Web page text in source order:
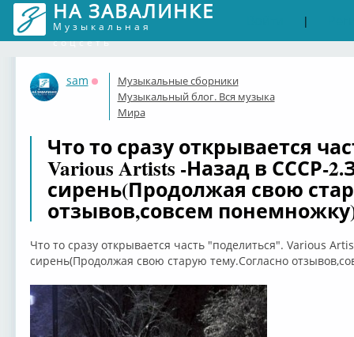
НА ЗАВАЛИНКЕ
Музыкальная
соцсеть
|
sam
Оффлайн
Музыкальные сборники
Музыкальный блог. Вся музыка
Мира
Что то сразу открывается
Various Artists -Назад в СССР-
сирень(Продолжая свою
отзывов,совсем
Что то сразу открывается часть "поделиться". Various
сирень(Продолжая свою старую тему.Согласно